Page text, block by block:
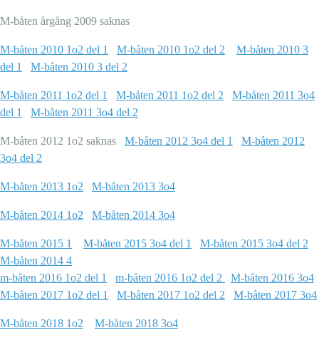
M-båten årgång 2009 saknas
M-båten 2010 1o2 del 1 M-båten 2010 1o2 del 2
M-båten 2010 3
del 1
M-båten 2010 3 del 2
M-båten 2011 1o2 del 1 M-båten 2011 1o2 del 2
M-båten 2011 3o4
del 1
M-båten 2011 3o4 del 2
M-båten 2012 1o2 saknas M-båten 2012 3o4 del 1
M-båten 2012
3o4 del 2
M-båten 2013 1o2 M-båten 2013 3o4
M-båten 2014 1o2 M-båten 2014 3o4
M-båten 2015 1 M-båten 2015 3o4 del 1
M-båten 2015 3o4 del 2
M-båten 2014 4
m-båten 2016 1o2 del 1
m-båten 2016 1o2 del 2
M-båten 2016 3o4
M-båten 2017 1o2 del 1
M-båten 2017 1o2 del 2 M-båten 2017 3o4
M-båten 2018 1o2 M-båten 2018 3o4